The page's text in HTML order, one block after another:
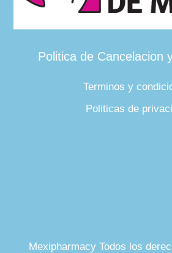
Politica de Cancelacion
Terminos y
Politicas de
Mexipharmacy Todos los